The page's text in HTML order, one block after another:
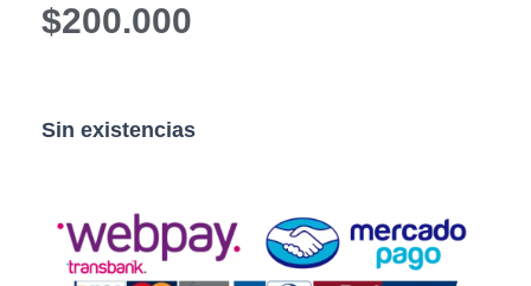
$200.000
Sin existencias